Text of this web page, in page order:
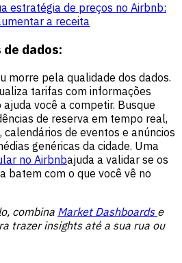
estratégia de preços no Airbnb:
a receita
dados:
morre pela qualidade dos dados.
tarifas com informações
você a competir. Busque
de reserva em tempo real,
de eventos e anúncios
genéricas da cidade. Uma
no Airbnbajuda a validar se os
batem com o que você vê no
combina Market Dashboards e
trazer insights até a sua rua ou